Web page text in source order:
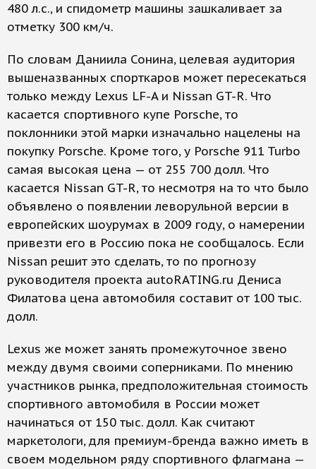
480 л.с., и спидометр машины зашкаливает за
отметку 300 км/ч.
По словам Даниила Сонина, целевая аудитория
вышеназванных спорт­каров может пересекаться
только между Lexus LF-A и Nissan GT-R. Что
касается спортивного купе Porsche, то
поклонники этой марки изначально нацелены на
покупку Porsсhe. Кроме того, у Porsche 911 Turbo
самая высокая цена — от 255 700 долл. Что
касается Nissan GT-R, то несмотря на то что было
объявлено о появлении леворульной версии в
европейских шоурумах в 2009 году, о намерении
привезти его в Россию пока не сообщалось. Если
Nissan решит это сделать, то по прогнозу
руководителя проекта autoRATING.ru Дениса
Филатова цена автомобиля составит от 100 тыс.
долл.
Lexus же может занять промежуточное звено
между двумя своими соперниками. По мнению
участников рынка, предположительная стоимость
спортивного автомобиля в России может
начинаться от 150 тыс. долл. Как считают
маркетологи, для премиум-бренда важно иметь в
своем модельном ряду спортивного флагмана —